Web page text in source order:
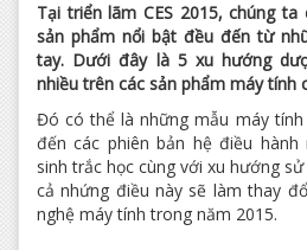
Tại triển lãm CES 2015, chúng
sản phẩm nổi bật đều đến từ
tay. Dưới đây là 5 xu hướng
nhiều trên các sản phẩm máy tính
Đó có thể là những mẫu máy
đến các phiên bản hệ điều
sinh trắc học cùng với xu hướng
cả nhứng điều này sẽ làm thay
nghệ máy tính trong năm 2015.